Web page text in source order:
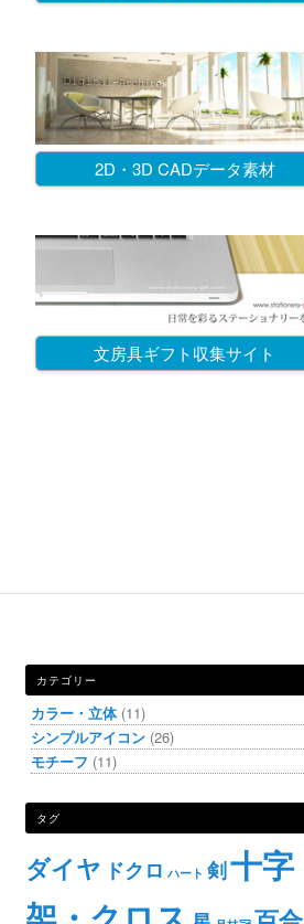
2D・3D CADデータ素材
文房具ギフト収集サイト
カテゴリー
カラー・立体(11)
シンプルアイコン(26)
モチーフ (11)
タグ
ダイヤ ドクロ ハート 剣十字